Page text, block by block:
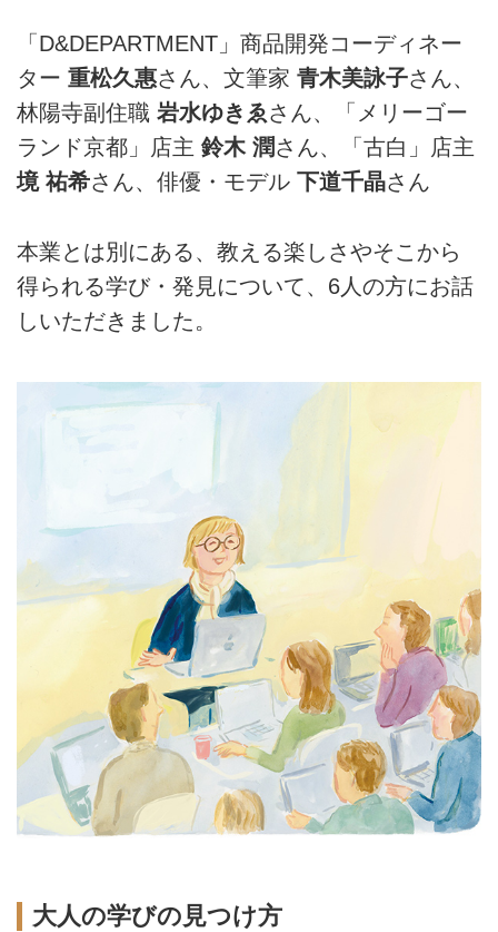
「D&DEPARTMENT」商品開発コーディネー
ター 重松久惠さん、文筆家 青木美詠子さん、
林陽寺副住職 岩水ゆきゑさん、「メリーゴー
ランド京都」店主 鈴木 潤さん、「古白」店主
境 祐希さん、俳優・モデル 下道千晶さん
本業とは別にある、教える楽しさやそこから
得られる学び・発見について、6人の方にお話
しいただきました。
大人の学びの見つけ方